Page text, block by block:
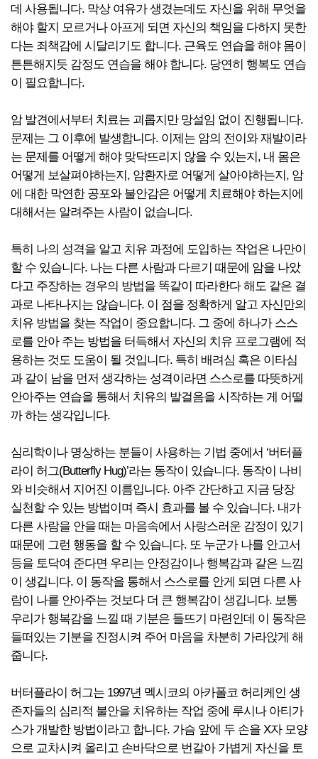
데 사용됩니다. 막상 여유가 생겼는데도 자신을 위해 무엇을
해야 할지 모르거나 아프게 되면 자신의 책임을 다하지 못한
다는 죄책감에 시달리기도 합니다. 근육도 연습을 해야 몸이
튼튼해지듯 감정도 연습을 해야 합니다. 당연히 행복도 연습
이 필요합니다.
암 발견에서부터 치료는 괴롭지만 망설임 없이 진행됩니다.
문제는 그 이후에 발생합니다. 이제는 암의 전이와 재발이라
는 문제를 어떻게 해야 맞닥뜨리지 않을 수 있는지, 내 몸은
어떻게 보살펴야하는지, 암환자로 어떻게 살아야하는지, 암
에 대한 막연한 공포와 불안감은 어떻게 치료해야 하는지에
대해서는 알려주는 사람이 없습니다.
특히 나의 성격을 알고 치유 과정에 도입하는 작업은 나만이
할 수 있습니다. 나는 다른 사람과 다르기 때문에 암을 나았
다고 주장하는 경우의 방법을 똑같이 따라한다 해도 같은 결
과로 나타나지는 않습니다. 이 점을 정확하게 알고 자신만의
치유 방법을 찾는 작업이 중요합니다. 그 중에 하나가 스스
로를 안아 주는 방법을 터득해서 자신의 치유 프로그램에 적
용하는 것도 도움이 될 것입니다. 특히 배려심 혹은 이타심
과 같이 남을 먼저 생각하는 성격이라면 스스로를 따뜻하게
안아주는 연습을 통해서 치유의 발걸음을 시작하는 게 어떨
까 하는 생각입니다.
심리학이나 명상하는 분들이 사용하는 기법 중에서 ‘버터플
라이 허그(Butterfly Hug)’라는 동작이 있습니다. 동작이 나비
와 비슷해서 지어진 이름입니다. 아주 간단하고 지금 당장
실천할 수 있는 방법이며 즉시 효과를 볼 수 있습니다. 내가
다른 사람을 안을 때는 마음속에서 사랑스러운 감정이 있기
때문에 그런 행동을 할 수 있습니다. 또 누군가 나를 안고서
등을 토닥여 준다면 우리는 안정감이나 행복감과 같은 느낌
이 생깁니다. 이 동작을 통해서 스스로를 안게 되면 다른 사
람이 나를 안아주는 것보다 더 큰 행복감이 생깁니다. 보통
우리가 행복감을 느낄 때 기분은 들뜨기 마련인데 이 동작은
들떠있는 기분을 진정시켜 주어 마음을 차분히 가라앉게 해
줍니다.
버터플라이 허그는 1997년 멕시코의 아카폴코 허리케인 생
존자들의 심리적 불안을 치유하는 작업 중에 루시나 아티가
스가 개발한 방법이라고 합니다. 가슴 앞에 두 손을 X자 모양
으로 교차시켜 올리고 손바닥으로 번갈아 가볍게 자신을 토